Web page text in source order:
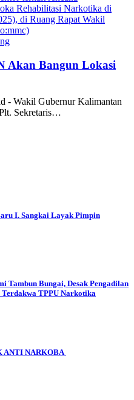
Akan Bangun Lokasi
- Wakil Gubernur Kalimantan
Sekretaris…
I. Sangkai Layak Pimpin
Tambun Bungai, Desak Pengadilan
TPPU Narkotika
ANTI NARKOBA